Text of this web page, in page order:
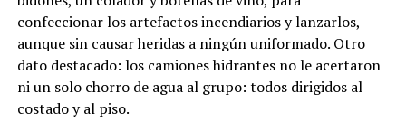
confeccionar los artefactos incendiarios y lanzarlos,
aunque sin causar heridas a ningún uniformado. Otro
dato destacado: los camiones hidrantes no le acertaron
ni un solo chorro de agua al grupo: todos dirigidos al
costado y al piso.